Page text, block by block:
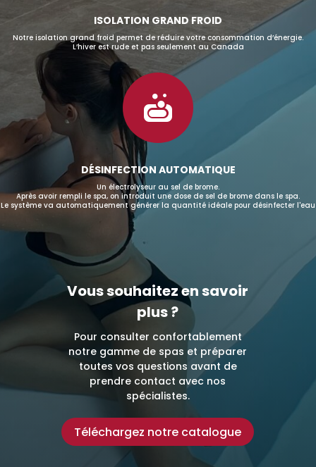
ISOLATION GRAND FROID
Notre isolation grand froid permet de réduire votre consommation d’énergie.
L’hiver est rude et pas seulement au Canada

DÉSINFECTION AUTOMATIQUE
Un électrolyseur au sel de brome.
Après avoir rempli le spa, on introduit une dose de sel de brome dans le spa.
Le système va automatiquement générer la quantité idéale pour désinfecter l'eau
Vous souhaitez en savoir
plus ?
Pour consulter confortablement
notre gamme de spas et préparer
toutes vos questions avant de
prendre contact avec nos
spécialistes.
Téléchargez notre catalogue